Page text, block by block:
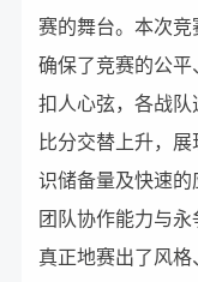
赛的舞台。本次竞
确保了竞赛的公平
扣人心弦，各战
比分交替上升，
识储备量及快速
团队协作能力与永
真正地赛出了风格